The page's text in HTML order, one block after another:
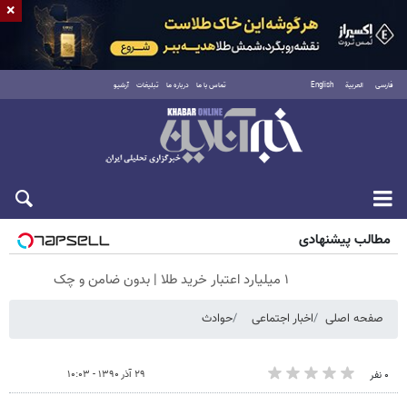
فارسی العربية English تماس با ما درباره ما تبلیغات آرشیو
جمعه ۱۶ مرداد ۱۴۰۵
مطالب پیشنهادی
۱ میلیارد اعتبار خرید طلا | بدون ضامن و چک
صفحه اصلی اخبار اجتماعی حوادث
۰ نفر ۲۹ آذر ۱۳۹۰ - ۱۰:۰۳
×